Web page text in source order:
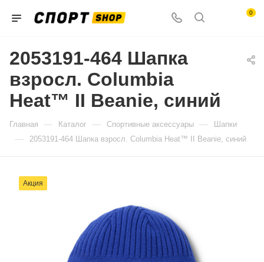
0
2053191-464 Шапка
взросл. Columbia
Heat™ II Beanie, синий
Главная — Каталог — Спортивные аксессуары — Шапки
— 2053191-464 Шапка взросл. Columbia Heat™ II Beanie, синий
Акция